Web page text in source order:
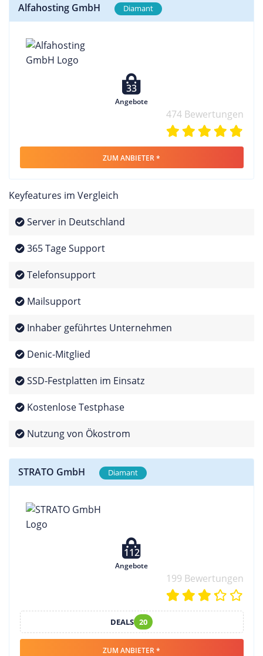
Alfahosting GmbH Diamant
33
Angebote
474 Bewertungen
ZUM ANBIETER *
Keyfeatures im Vergleich
Server in Deutschland
365 Tage Support
Telefonsupport
Mailsupport
Inhaber geführtes Unternehmen
Denic-Mitglied
SSD-Festplatten im Einsatz
Kostenlose Testphase
Nutzung von Ökostrom
STRATO GmbH Diamant
112
Angebote
199 Bewertungen
DEALS 20
ZUM ANBIETER *